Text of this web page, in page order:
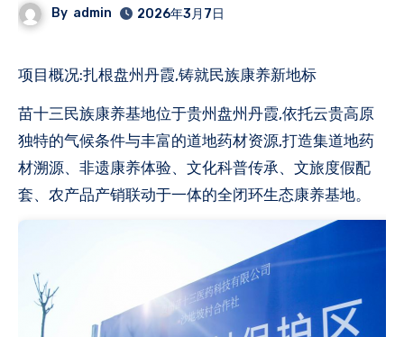
By admin 2026年3月7日
项目概况:扎根盘州丹霞,铸就民族康养新地标
苗十三民族康养基地位于贵州盘州丹霞,依托云贵高原
独特的气候条件与丰富的道地药材资源,打造集道地药
材溯源、非遗康养体验、文化科普传承、文旅度假配
套、农产品产销联动于一体的全闭环生态康养基地。